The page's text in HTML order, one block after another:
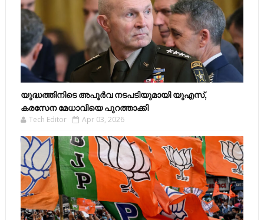
യുദ്ധത്തിനിടെ അപൂർവ നടപടിയുമായി യുഎസ്,
കരസേന മേധാവിയെ പുറത്താക്കി
Tech Editor Apr 03, 2026